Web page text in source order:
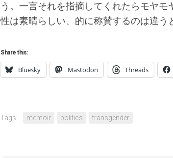
う。一言それを指摘してくれたらモヤ
性は素晴らしい、的に称賛するのは違う
Share this:
Bluesky Mastodon Threads
Tags: memoir politics transgender